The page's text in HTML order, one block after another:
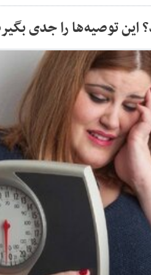
این توصیه‌ها را جدی